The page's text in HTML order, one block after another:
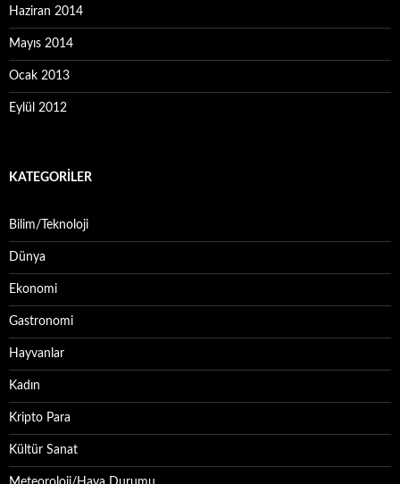
Haziran 2014
Mayıs 2014
Ocak 2013
Eylül 2012
KATEGORILER
Bilim/Teknoloji
Dünya
Ekonomi
Gastronomi
Hayvanlar
Kadın
Kripto Para
Kültür Sanat